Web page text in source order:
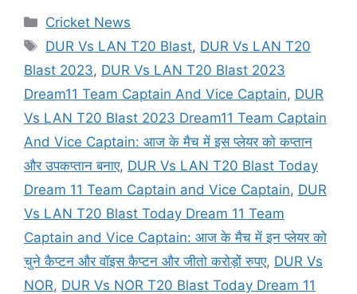
Categories
Cricket News
Tags
DUR Vs LAN T20 Blast, DUR Vs LAN T20
Blast 2023, DUR Vs LAN T20 Blast 2023
Dream11 Team Captain And Vice Captain, DUR
Vs LAN T20 Blast 2023 Dream11 Team Captain
And Vice Captain: आज के मैच में इस प्लेयर को कप्तान
और उपकप्तान बनाए, DUR Vs LAN T20 Blast Today
Dream 11 Team Captain and Vice Captain, DUR
Vs LAN T20 Blast Today Dream 11 Team
Captain and Vice Captain: आज के मैच में इन प्लेयर को
चुने कैप्टन और वॉइस कैप्टन और जीतो करोड़ों रुपए, DUR Vs
NOR, DUR Vs NOR T20 Blast Today Dream 11